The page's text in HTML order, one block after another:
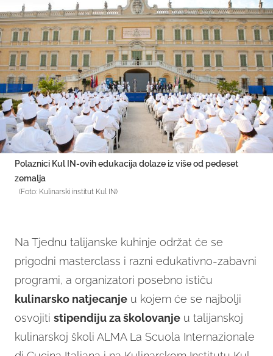
Polaznici Kul IN-ovih edukacija dolaze iz više od pedeset
zemalja
(Foto: Kulinarski institut Kul IN)
Na Tjednu talijanske kuhinje održat će se
prigodni masterclass i razni edukativno-zabavni
programi, a organizatori posebno ističu
kulinarsko natjecanje u kojem će se najbolji
osvojiti stipendiju za školovanje u talijanskoj
kulinarskoj školi ALMA La Scuola Internazionale